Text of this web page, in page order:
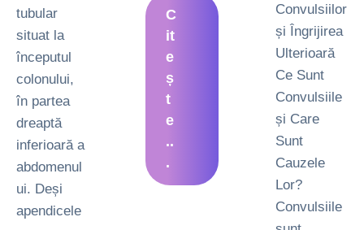
tubular
situat la
începutul
colonului,
în partea
dreaptă
inferioară a
abdomenul
ui. Deși
apendicele
C
it
e
ș
t
e
..
.
Convulsiilor
și Îngrijirea
Ulterioară
Ce Sunt
Convulsiile
și Care
Sunt
Cauzele
Lor?
Convulsiile